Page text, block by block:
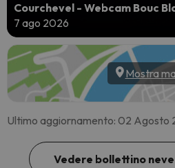
Courchevel - Webcam Bouc
7 ago 2026
Mostra
Ultimo aggiornamento: 02
Vedere bollettino neve